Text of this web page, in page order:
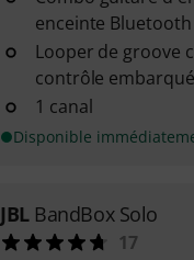
enceinte
Looper de groove
contrôle
1 canal
Disponible
JBL BandBox Solo
17